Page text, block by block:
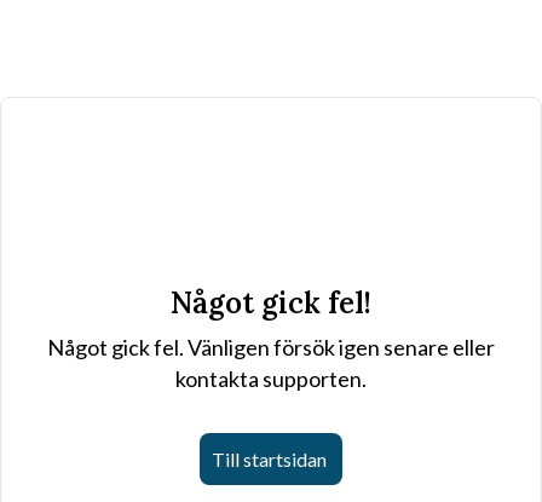
Något gick fel!
Något gick fel. Vänligen försök igen senare eller
kontakta supporten.
Till startsidan